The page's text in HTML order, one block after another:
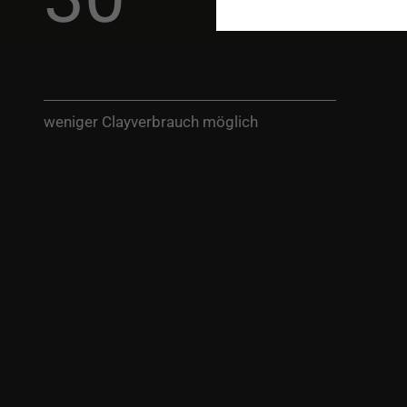
weniger Clayverbrauch möglich